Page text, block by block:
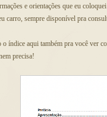
e orientações que eu
carro, sempre disponível pra
o índice aqui também pra você ver
precisa!